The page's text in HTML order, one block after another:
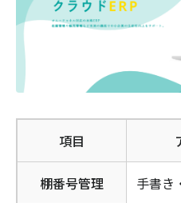
項目
棚番号管理 手書き